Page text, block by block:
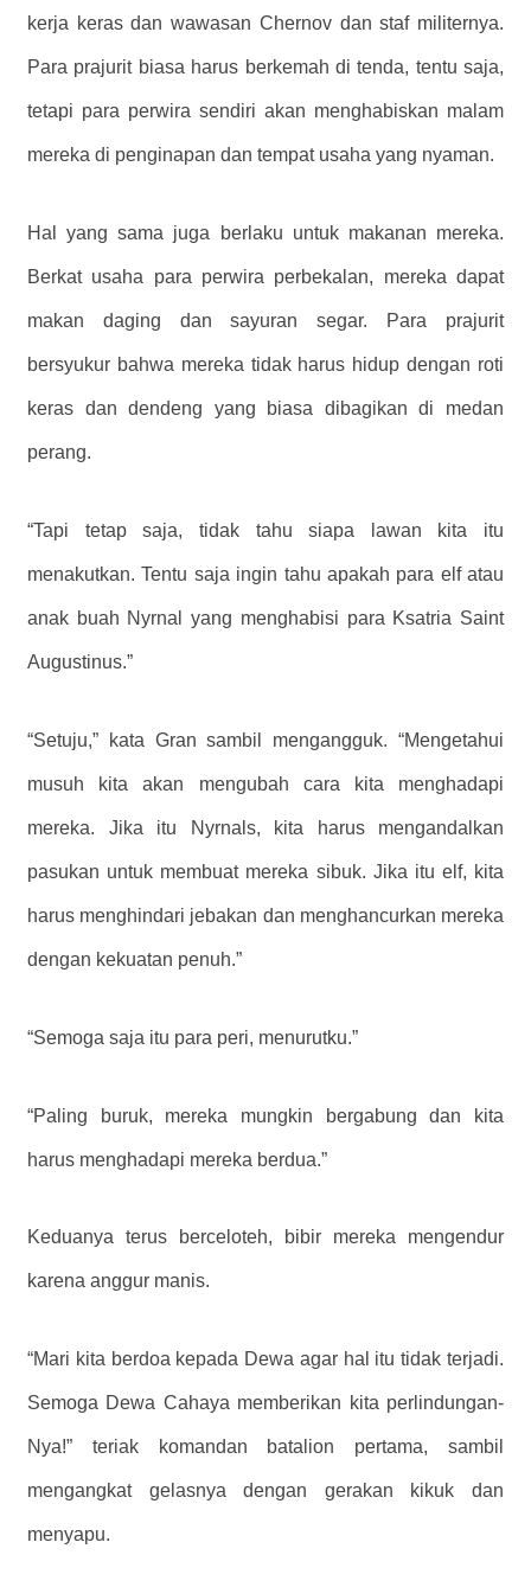
kerja keras dan wawasan Chernov dan staf militernya.
Para prajurit biasa harus berkemah di tenda, tentu saja,
tetapi para perwira sendiri akan menghabiskan malam
mereka di penginapan dan tempat usaha yang nyaman.
Hal yang sama juga berlaku untuk makanan mereka.
Berkat usaha para perwira perbekalan, mereka dapat
makan daging dan sayuran segar. Para prajurit
bersyukur bahwa mereka tidak harus hidup dengan roti
keras dan dendeng yang biasa dibagikan di medan
perang.
“Tapi tetap saja, tidak tahu siapa lawan kita itu
menakutkan. Tentu saja ingin tahu apakah para elf atau
anak buah Nyrnal yang menghabisi para Ksatria Saint
Augustinus.”
“Setuju,” kata Gran sambil mengangguk. “Mengetahui
musuh kita akan mengubah cara kita menghadapi
mereka. Jika itu Nyrnals, kita harus mengandalkan
pasukan untuk membuat mereka sibuk. Jika itu elf, kita
harus menghindari jebakan dan menghancurkan mereka
dengan kekuatan penuh.”
“Semoga saja itu para peri, menurutku.”
“Paling buruk, mereka mungkin bergabung dan kita
harus menghadapi mereka berdua.”
Keduanya terus berceloteh, bibir mereka mengendur
karena anggur manis.
“Mari kita berdoa kepada Dewa agar hal itu tidak terjadi.
Semoga Dewa Cahaya memberikan kita perlindungan-
Nya!” teriak komandan batalion pertama, sambil
mengangkat gelasnya dengan gerakan kikuk dan
menyapu.